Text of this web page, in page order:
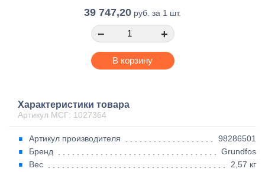
39 747,20 руб. за 1 шт.
− +
В корзину
Характеристики товара
Артикул МСГ: 1027364
Артикул производителя
98286501
Бренд
Grundfos
Вес
2,57 кг